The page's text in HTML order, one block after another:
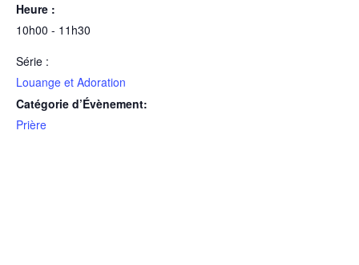
Heure :
10h00 - 11h30
Série :
Louange et Adoration
Catégorie d’Évènement:
Prière